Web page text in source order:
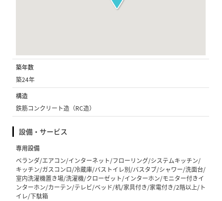
築年数
築24年
構造
鉄筋コンクリート造（RC造）
設備・サービス
専用設備
ベランダ/エアコン/インターネット/フローリング/システムキッチン/
キッチン/ガスコンロ/冷蔵庫/バストイレ別/バスタブ/シャワー/洗面台/
室内洗濯機置き場/洗濯機/クローゼット/インターホン/モニター付きイ
ンターホン/カーテン/テレビ/ベッド/机/家具付き/家電付き/2階以上/ト
イレ/下駄箱